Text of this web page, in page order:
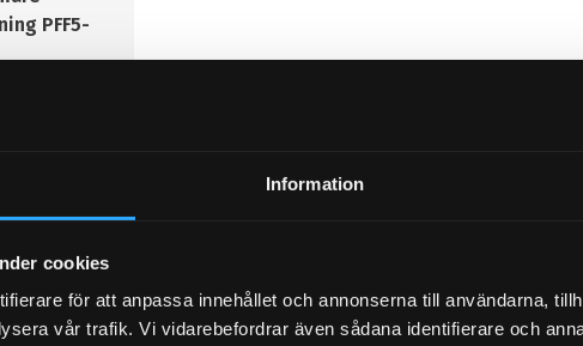
Information
cookies
för att anpassa innehållet och annonserna till användarna,
vår trafik. Vi vidarebefordrar även sådana identifierare och
PFF5-